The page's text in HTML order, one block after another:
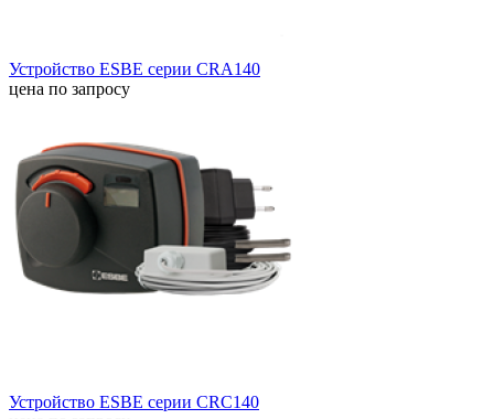
Устройство ESBE серии CRA140
цена по запросу
Устройство ESBE серии CRC140